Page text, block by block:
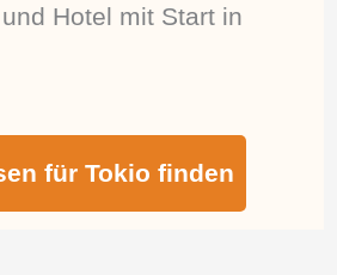
Hotel mit Start in
für Tokio finden